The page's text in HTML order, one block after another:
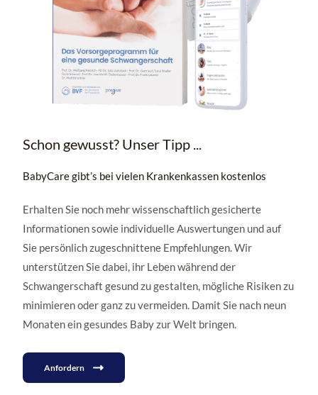
Schon gewusst? Unser Tipp ...
BabyCare gibt’s bei vielen Krankenkassen kostenlos
Erhalten Sie noch mehr wissenschaftlich gesicherte
Informationen sowie individuelle Auswertungen und auf
Sie persönlich zugeschnittene Empfehlungen. Wir
unterstützen Sie dabei, ihr Leben während der
Schwangerschaft gesund zu gestalten, mögliche Risiken zu
minimieren oder ganz zu vermeiden. Damit Sie nach neun
Monaten ein gesundes Baby zur Welt bringen.
Anfordern